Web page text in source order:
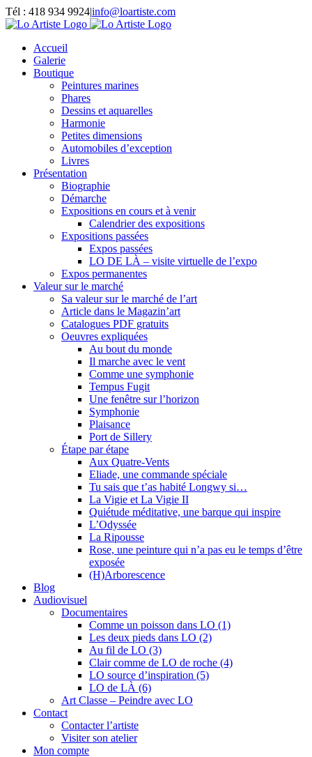
Passer
au
Tél : 418 934 9924|info@loartiste.com
Facebook
Instagram
Email
Pinterest
YouTube
Accueil
Galerie
Boutique
Peintures marines
Phares
Dessins et aquarelles
Harmonie
Petites dimensions
Automobiles d’exception
Livres
Présentation
Biographie
Démarche
Expositions en cours et à venir
Calendrier des expositions
Expositions passées
Expos passées
LO DE LÀ – visite virtuelle de l’expo
Expos permanentes
Valeur sur le marché
Sa valeur sur le marché de l’art
Article dans le Magazin’art
Catalogues PDF gratuits
Oeuvres expliquées
Au bout du monde
Il marche avec le vent
Comme une symphonie
Tempus Fugit
Une fenêtre sur l’horizon
Symphonie
Plaisance
Port de Sillery
Étape par étape
Aux Quatre-Vents
Eliade, une commande spéciale
Tu sais que t’as habité Longwy si…
La Vigie et La Vigie II
Quiétude méditative, une barque qui inspire
L’Odyssée
La Ripousse
Rose, une peinture qui n’a pas eu le temps d’être
exposée
(H)Arborescence
Blog
Audiovisuel
Documentaires
Comme un poisson dans LO (1)
Les deux pieds dans LO (2)
Au fil de LO (3)
Clair comme de LO de roche (4)
LO source d’inspiration (5)
LO de LÀ (6)
Art Classe – Peindre avec LO
Contact
Contacter l’artiste
Visiter son atelier
Mon compte